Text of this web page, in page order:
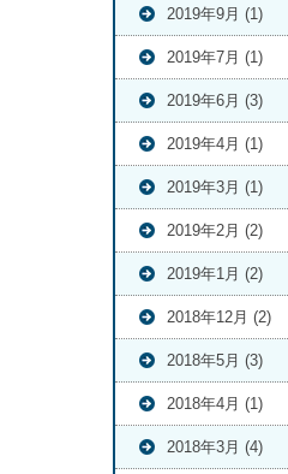
2019年9月 (1)
2019年7月 (1)
2019年6月 (3)
2019年4月 (1)
2019年3月 (1)
2019年2月 (2)
2019年1月 (2)
2018年12月 (2)
2018年5月 (3)
2018年4月 (1)
2018年3月 (4)